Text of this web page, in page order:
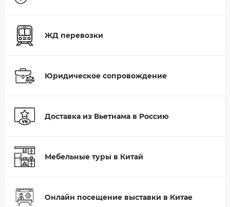
ЖД перевозки
Юридическое сопровождение
Доставка из Вьетнама в Россию
Мебельные туры в Китай
Онлайн посещение выставки в Китае